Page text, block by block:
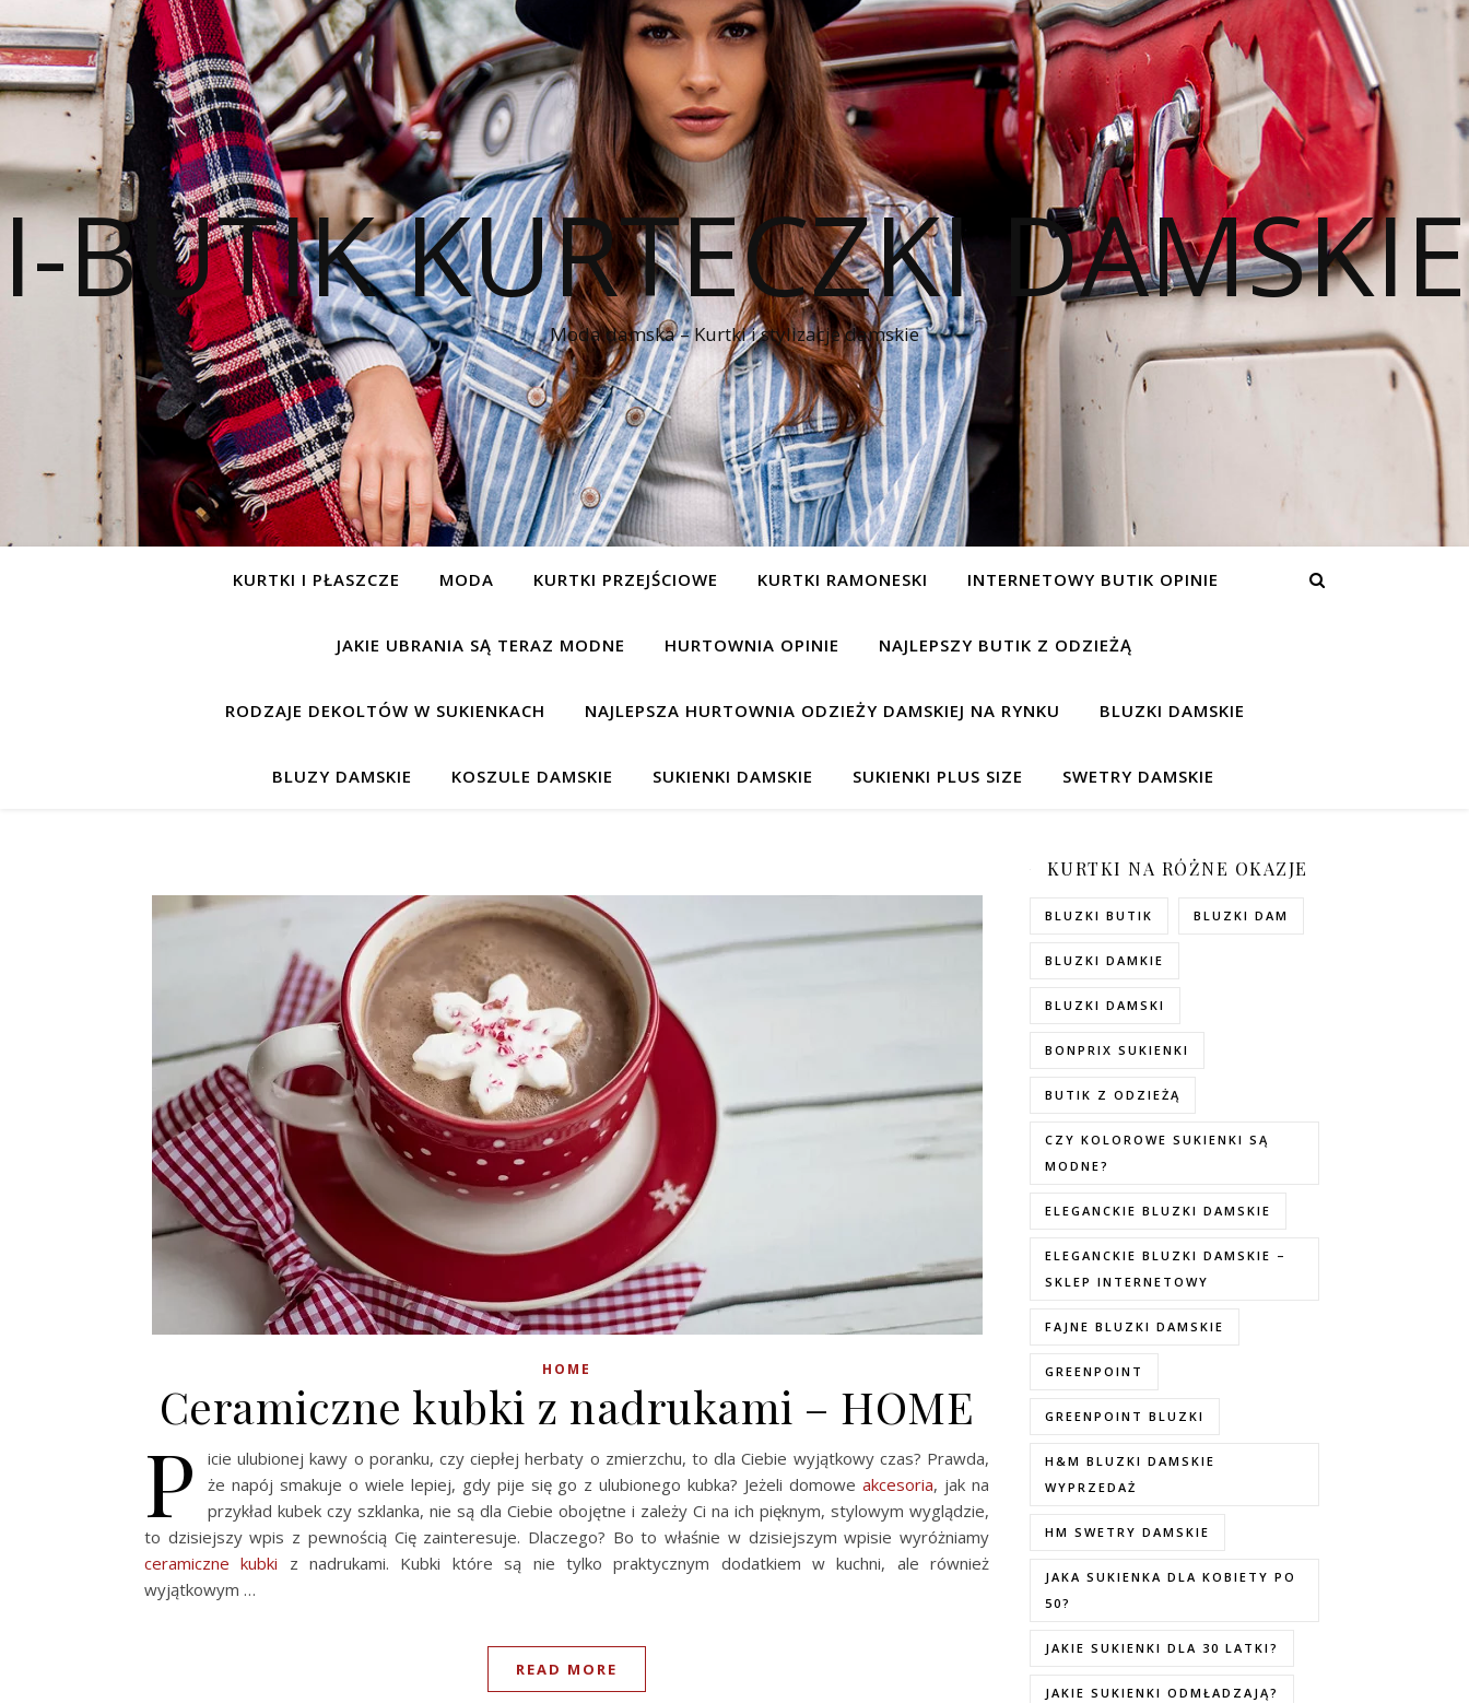
I-BUTIK KURTECZKI DAMSKIE
Moda damska – Kurtki i stylizacje damskie
KURTKI I PŁASZCZE MODA KURTKI PRZEJŚCIOWE KURTKI RAMONESKI INTERNETOWY BUTIK OPINIE
JAKIE UBRANIA SĄ TERAZ MODNE HURTOWNIA OPINIE NAJLEPSZY BUTIK Z ODZIEŻĄ
RODZAJE DEKOLTÓW W SUKIENKACH NAJLEPSZA HURTOWNIA ODZIEŻY DAMSKIEJ NA RYNKU BLUZKI DAMSKIE
BLUZY DAMSKIE KOSZULE DAMSKIE SUKIENKI DAMSKIE SUKIENKI PLUS SIZE SWETRY DAMSKIE
HOME
Ceramiczne kubki z nadrukami – HOME
P
icie ulubionej kawy o poranku, czy ciepłej herbaty o zmierzchu, to dla Ciebie wyjątkowy czas? Prawda,
że napój smakuje o wiele lepiej, gdy pije się go z ulubionego kubka? Jeżeli domoweakcesoria, jak na
przykład kubek czy szklanka, nie są dla Ciebie obojętne i zależy Ci na ich pięknym, stylowym wyglądzie,
to dzisiejszy wpis z pewnością Cię zainteresuje. Dlaczego? Bo to właśnie w dzisiejszym wpisie wyróżniamy
ceramiczne kubki z nadrukami. Kubki które są nie tylko praktycznym dodatkiem w kuchni, ale również
wyjątkowym …
READ MORE
KURTKI NA RÓŻNE OKAZJE
BLUZKI BUTIK BLUZKI DAM
BLUZKI DAMKIE
BLUZKI DAMSKI
BONPRIX SUKIENKI
BUTIK Z ODZIEŻĄ
CZY KOLOROWE SUKIENKI SĄ
MODNE?
ELEGANCKIE BLUZKI DAMSKIE
ELEGANCKIE BLUZKI DAMSKIE –
SKLEP INTERNETOWY
FAJNE BLUZKI DAMSKIE
GREENPOINT
GREENPOINT BLUZKI
H&M BLUZKI DAMSKIE
WYPRZEDAŻ
HM SWETRY DAMSKIE
JAKA SUKIENKA DLA KOBIETY PO
50?
JAKIE SUKIENKI DLA 30 LATKI?
JAKIE SUKIENKI ODMŁADZAJĄ?